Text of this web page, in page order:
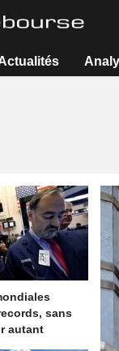
sans
autant